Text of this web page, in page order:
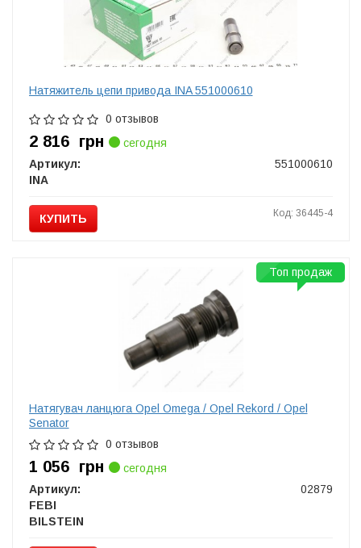
Натяжитель цепи привода INA 551000610
0 отзывов
2 816 грн
сегодня
Артикул:
551000610
INA
КУПИТЬ Код: 36445-4
Натягувач ланцюга Opel Omega / Opel Rekord / Opel
Senator
0 отзывов
1 056 грн
сегодня
Артикул:
02879
FEBI
BILSTEIN
Топ продаж